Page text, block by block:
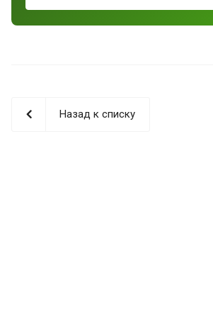
Назад к списку